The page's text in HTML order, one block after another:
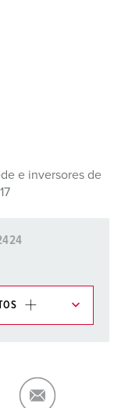
e inversores de
ADICIONAR